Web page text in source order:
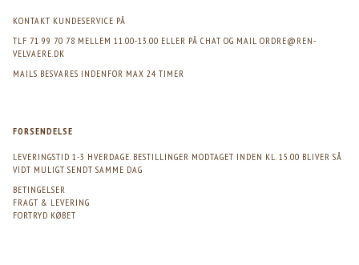
KONTAKT KUNDESERVICE PÅ
TLF 71 99 70 78 MELLEM 11.00-13.00 ELLER PÅ CHAT OG MAIL ORDRE@REN-
VELVAERE.DK
MAILS BESVARES INDENFOR MAX 24 TIMER
FORSENDELSE
LEVERINGSTID 1-3 HVERDAGE. BESTILLINGER MODTAGET INDEN KL. 15.00 BLIVER SÅ
VIDT MULIGT SENDT SAMME DAG
BETINGELSER
FRAGT & LEVERING
FORTRYD KØBET